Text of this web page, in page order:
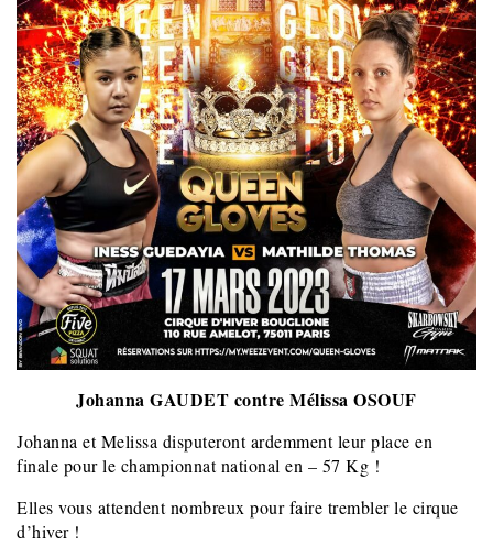
Johanna GAUDET contre Mélissa OSOUF
Johanna et Melissa disputeront ardemment leur place en
finale pour le championnat national en – 57 Kg !
Elles vous attendent nombreux pour faire trembler le cirque
d’hiver !